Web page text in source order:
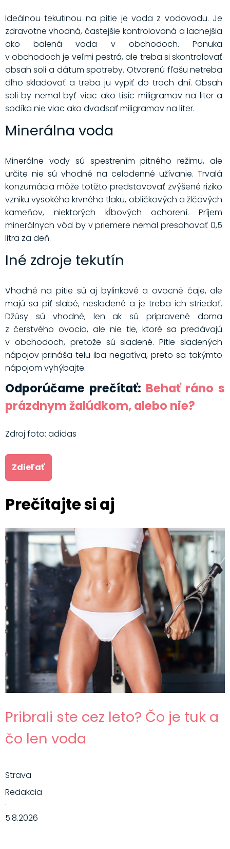
Ideálnou tekutinou na pitie je voda z vodovodu. Je
zdravotne vhodná, častejšie kontrolovaná a lacnejšia
ako balená voda v obchodoch. Ponuka
v obchodoch je veľmi pestrá, ale treba si skontrolovať
obsah soli a dátum spotreby. Otvorenú fľašu netreba
dlho skladovať a treba ju vypiť do troch dní. Obsah
soli by nemal byť viac ako tisíc miligramov na liter a
sodíka nie viac ako dvadsať miligramov na liter.
Minerálna voda
Minerálne vody sú spestrením pitného režimu, ale
určite nie sú vhodné na celodenné užívanie. Trvalá
konzumácia môže totižto predstavovať zvýšené riziko
vzniku vysokého krvného tlaku, obličkových a žlčových
kameňov, niektorých kĺbových ochorení. Príjem
minerálnych vôd by v priemere nemal presahovať 0,5
litra za deň.
Iné zdroje tekutín
Vhodné na pitie sú aj bylinkové a ovocné čaje, ale
majú sa piť slabé, nesladené a je treba ich striedať.
Džúsy sú vhodné, len ak sú pripravené doma
z čerstvého ovocia, ale nie tie, ktoré sa predávajú
v obchodoch, pretože sú sladené. Pitie sladených
nápojov prináša telu iba negatíva, preto sa takýmto
nápojom vyhýbajte.
Odporúčame prečítať: Behať ráno s
prázdnym žalúdkom, alebo nie?
Zdroj foto: adidas
Zdieľať
Prečítajte si aj
Pribrali ste cez leto? Čo je tuk a
čo len voda
Strava
Redakcia
·
5.8.2026